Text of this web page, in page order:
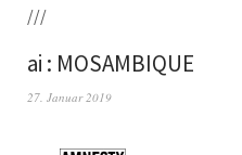
///
ai : MOSAMBIQUE
27. Januar 2019